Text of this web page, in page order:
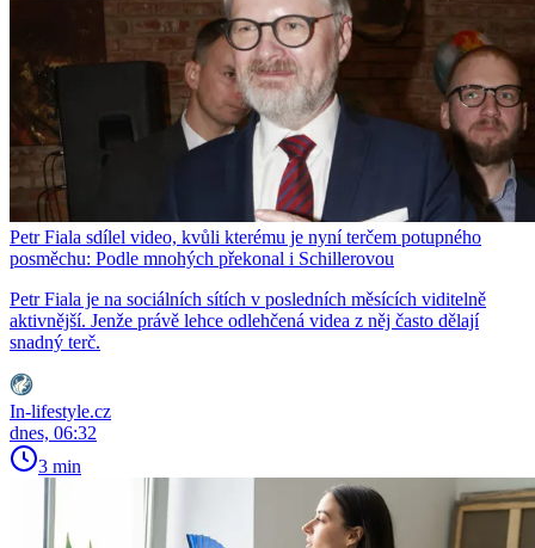
Petr Fiala sdílel video, kvůli kterému je nyní terčem potupného
posměchu: Podle mnohých překonal i Schillerovou
Petr Fiala je na sociálních sítích v posledních měsících viditelně
aktivnější. Jenže právě lehce odlehčená videa z něj často dělají
snadný terč.
In-lifestyle.cz
dnes, 06:32
3 min